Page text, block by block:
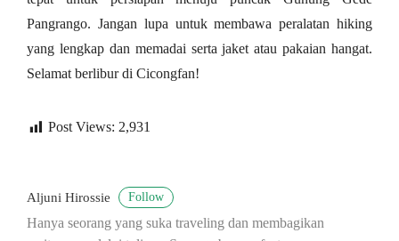
Pangrango. Jangan lupa untuk membawa peralatan hiking
yang lengkap dan memadai serta jaket atau pakaian hangat.
Selamat berlibur di Cicongfan!
Post Views: 2,931
Aljuni Hirossie Follow
Hanya seorang yang suka traveling dan membagikan